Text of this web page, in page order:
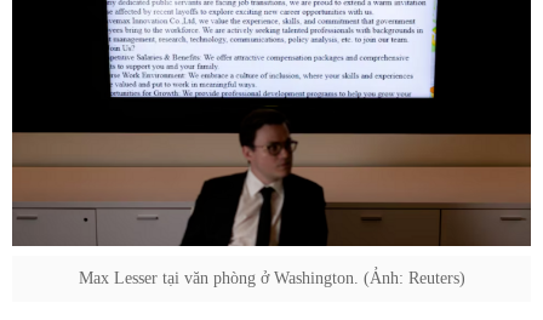
Max Lesser tại văn phòng ở Washington. (Ảnh: Reuters)